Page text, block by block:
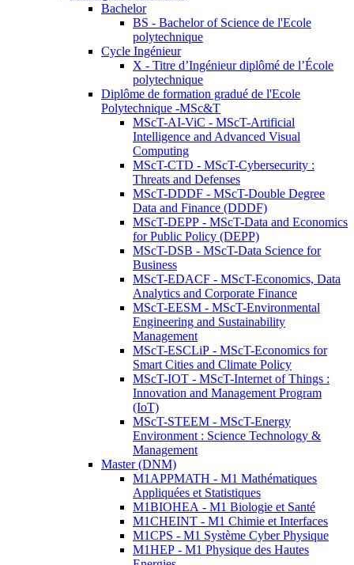
Bachelor
BS - Bachelor of Science de l'Ecole
polytechnique
Cycle Ingénieur
X - Titre d’Ingénieur diplômé de l’École
polytechnique
Diplôme de formation gradué de l'Ecole
Polytechnique -MSc&T
MScT-AI-ViC - MScT-Artificial
Intelligence and Advanced Visual
Computing
MScT-CTD - MScT-Cybersecurity :
Threats and Defenses
MScT-DDDF - MScT-Double Degree
Data and Finance (DDDF)
MScT-DEPP - MScT-Data and Economics
for Public Policy (DEPP)
MScT-DSB - MScT-Data Science for
Business
MScT-EDACF - MScT-Economics, Data
Analytics and Corporate Finance
MScT-EESM - MScT-Environmental
Engineering and Sustainability
Management
MScT-ESCLiP - MScT-Economics for
Smart Cities and Climate Policy
MScT-IOT - MScT-Internet of Things :
Innovation and Management Program
(IoT)
MScT-STEEM - MScT-Energy
Environment : Science Technology &
Management
Master (DNM)
M1APPMATH - M1 Mathématiques
Appliquées et Statistiques
M1BIOHEA - M1 Biologie et Santé
M1CHEINT - M1 Chimie et Interfaces
M1CPS - M1 Système Cyber Physique
M1HEP - M1 Physique des Hautes